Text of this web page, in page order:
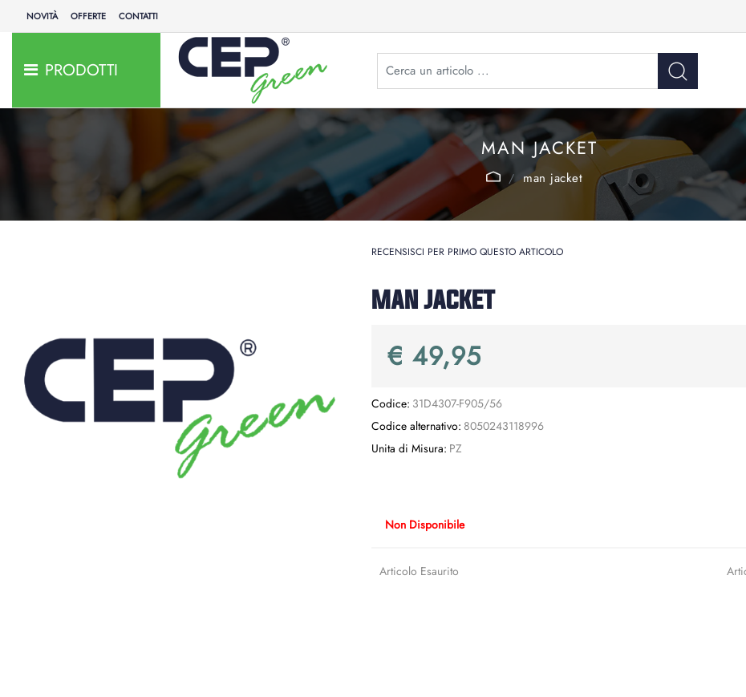
NOVITÀ OFFERTE CONTATTI
PRODOTTI
MAN JACKET
man jacket
RECENSISCI PER PRIMO QUESTO ARTICOLO
MAN JACKET
€ 49,95
Codice: 31D4307-F905/56
Codice alternativo: 8050243118996
Unita di Misura: PZ
Non Disponibile
Articolo Esaurito